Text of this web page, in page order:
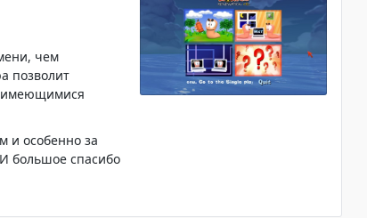
чем
позволит
имеющимися
и особенно за
большое спасибо